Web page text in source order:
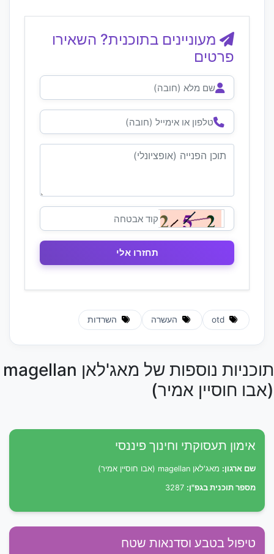
מעוניינים בתוכנית? השאירו
פרטים
העשרה השרדות
תוכניות נוספות של מאג'לאן magellan
(אבו חוסיין אמיר)
אימון תעסוקתי וחינוך פיננסי
שם ארגון: מאג'לאן magellan (אבו חוסיין אמיר)
מספר תוכנית בגפ"ן:
טיפול בטבע וסדנאות שטח